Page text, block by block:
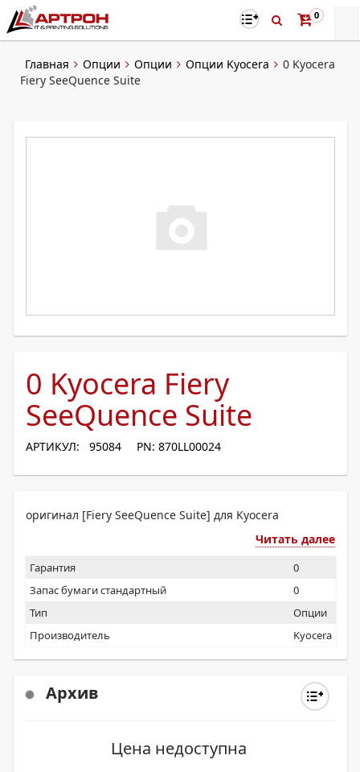
0
Главная Опции Опции Опции Kyocera
0 Kyocera
Fiery SeeQuence Suite
0 Kyocera Fiery
SeeQuence Suite
АРТИКУЛ: 95084 PN: 870LL00024
оригинал [Fiery SeeQuence Suite] для Kyocera
Читать далее
Гарантия
0
Запас бумаги стандартный
0
Тип
Опции
Производитель
Kyocera
Архив
Цена недоступна